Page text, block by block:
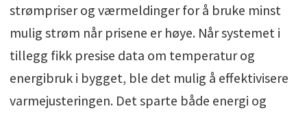
strømpriser og værmeldinger for å bruke minst
mulig strøm når prisene er høye. Når systemet i
tillegg fikk presise data om temperatur og
energibruk i bygget, ble det mulig å effektivisere
varmejusteringen. Det sparte både energi og